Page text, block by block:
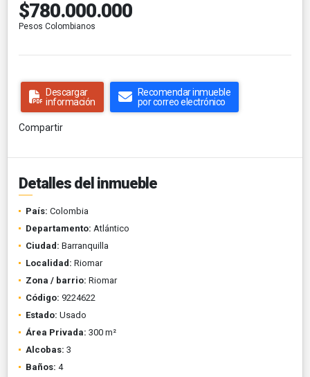
$780.000.000
Pesos Colombianos
Descargar
información
Recomendar inmueble
por correo electrónico
Compartir
Detalles del inmueble
País: Colombia
Departamento: Atlántico
Ciudad: Barranquilla
Localidad: Riomar
Zona / barrio: Riomar
Código: 9224622
Estado: Usado
Área Privada: 300 m²
Alcobas: 3
Baños: 4